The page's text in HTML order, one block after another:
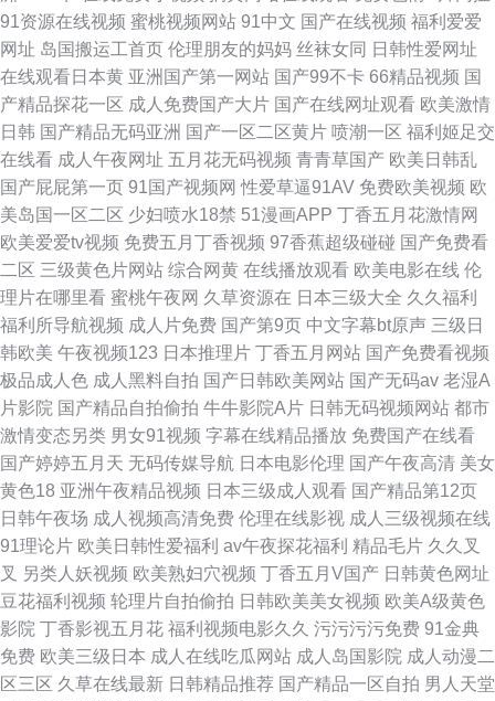
91资源在线视频 蜜桃视频网站 91中文 国产在线视频 福利爱爱
网址 岛国搬运工首页 伦理朋友的妈妈 丝袜女同 日韩性爱网址
在线观看日本黄 亚洲国产第一网站 国产99不卡 66精品视频 国
产精品探花一区 成人免费国产大片 国产在线网址观看 欧美激情
日韩 国产精品无码亚洲 国产一区二区黄片 喷潮一区 福利姬足交
在线看 成人午夜网址 五月花无码视频 青青草国产 欧美日韩乱
国产屁屁第一页 91国产视频网 性爱草逼91AV 免费欧美视频 欧
美岛国一区二区 少妇喷水18禁 51漫画APP 丁香五月花激情网
欧美爱爱tv视频 免费五月丁香视频 97香蕉超级碰碰 国产免费看
二区 三级黄色片网站 综合网黄 在线播放观看 欧美电影在线 伦
理片在哪里看 蜜桃午夜网 久草资源在 日本三级大全 久久福利
福利所导航视频 成人片免费 国产第9页 中文字幕bt原声 三级日
韩欧美 午夜视频123 日本推理片 丁香五月网站 国产免费看视频
极品成人色 成人黑料自拍 国产日韩欧美网站 国产无码av 老湿A
片影院 国产精品自拍偷拍 牛牛影院A片 日韩无码视频网站 都市
激情变态另类 男女91视频 字幕在线精品播放 免费国产在线看
国产婷婷五月天 无码传媒导航 日本电影伦理 国产午夜高清 美女
黄色18 亚洲午夜精品视频 日本三级成人观看 国产精品第12页
日韩午夜场 成人视频高清免费 伦理在线影视 成人三级视频在线
91理论片 欧美日韩性爱福利 av午夜探花福利 精品毛片 久久叉
叉 另类人妖视频 欧美熟妇穴视频 丁香五月V国产 日韩黄色网址
豆花福利视频 轮理片自拍偷拍 日韩欧美美女视频 欧美A级黄色
影院 丁香影视五月花 福利视频电影久久 污污污污免费 91金典
免费 欧美三级日本 成人在线吃瓜网站 成人岛国影院 成人动漫二
区三区 久草在线最新 日韩精品推荐 国产精品一区自拍 男人天堂